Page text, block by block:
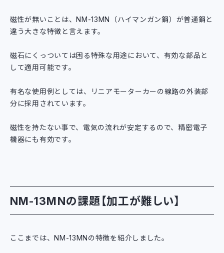
磁性が無いことは、NM-13MN（ハイマンガン鋼）が普通鋼と
違う大きな特徴と言えます。
磁石にくっついては困る特殊な用途において、有効な部品と
して適用可能です。
有名な使用例としては、リニアモーターカーの線路の外装部
分に採用されています。
磁性を持たない事で、電気の流れが安定するので、精密電子
機器にも有効です。
NM-13MNの課題【加工が難しい】
ここまでは、NM-13MNの特徴を紹介しました。